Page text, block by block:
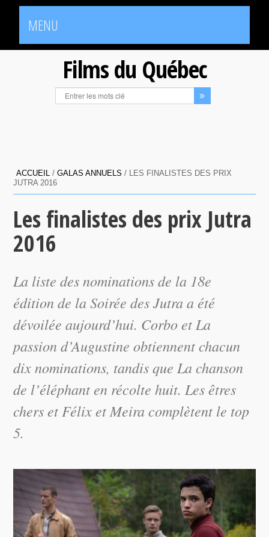
MENU
Films du Québec
ACCUEIL /GALAS ANNUELS / LES FINALISTES DES PRIX
JUTRA 2016
Les finalistes des prix Jutra
2016
La liste des nominations de la 18e
édition de la Soirée des Jutra a été
dévoilée aujourd’hui. Corboet La
passion d’Augustine obtiennent chacun
dix nominations, tandis que La chanson
de l’éléphanten récolte huit. Les êtres
cherset Félix et Meira complètent le top
5.